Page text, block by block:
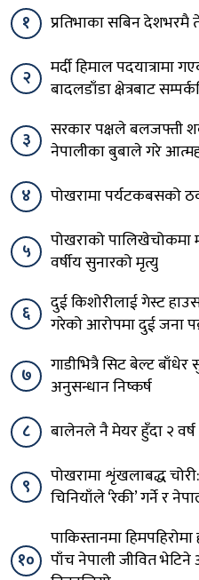
१ प्रतिभाका सबिन देशभरमै
२
मर्दी हिमाल पदयात्रामा
बादलडाँडा क्षेत्रबाट
३
सरकार पक्षले बलजफ्ती
नेपालीका बुबाले गरे
४
पोखरामा पर्यटकबसको
५
पोखराको पालिखेचोकमा
वर्षीय सुनारको मृत्यु
६
दुई किशोरीलाई गेस्ट
गरेको आरोपमा दुई जना
७
गाडीभित्रै सिट बेल्ट
अनुसन्धान निष्कर्ष
८
बालेनले नै मेयर हुँदा २
९
पोखरामा शृंखलाबद्ध चोरी:
चिनियाँले ‘रेकी’ गर्ने र
१०
पाकिस्तानमा
पाँच नेपाली जीवित